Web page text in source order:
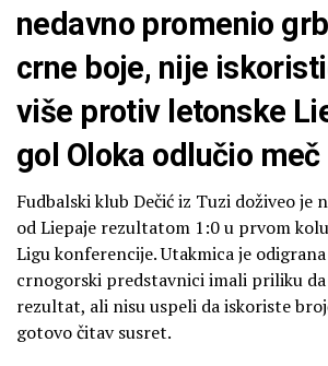
nedavno promenio
crne boje, nije
više protiv letonske
gol Oloka odlučio meč
Fudbalski klub Dečić iz Tuzi doživeo je
od Liepaje rezultatom 1:0 u prvom
Ligu konferencije. Utakmica je
crnogorski predstavnici imali priliku
rezultat, ali nisu uspeli da iskoriste
gotovo čitav susret.